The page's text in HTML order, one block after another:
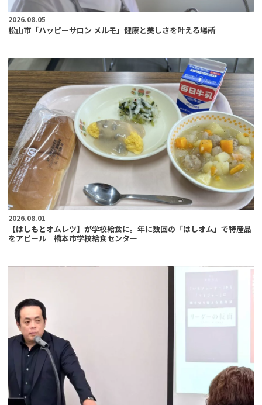
2026.08.05
松山市「ハッピーサロン メルモ」健康と美しさを叶える場所
2026.08.01
【はしもとオムレツ】が学校給食に。年に数回の「はしオム」で特産品
をアピール｜橋本市学校給食センター